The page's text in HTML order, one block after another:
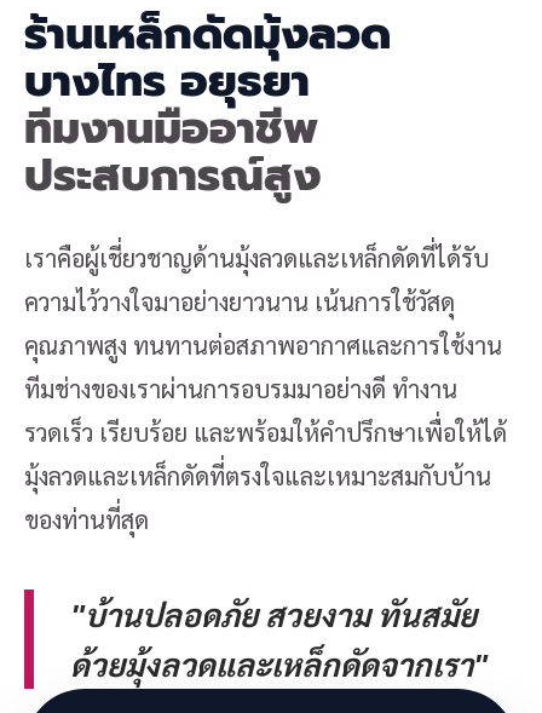
ร้านเหล็กดัดมุ้งลวด
บางไทร อยุธยา
ทีมงานมืออาชีพ
ประสบการณ์สูง
เราคือผู้เชี่ยวชาญด้านมุ้งลวดและเหล็กดัดที่ได้รับ
ความไว้วางใจมาอย่างยาวนาน เน้นการใช้วัสดุ
คุณภาพสูง ทนทานต่อสภาพอากาศและการใช้งาน
ทีมช่างของเราผ่านการอบรมมาอย่างดี ทำงาน
รวดเร็ว เรียบร้อย และพร้อมให้คำปรึกษาเพื่อให้ได้
มุ้งลวดและเหล็กดัดที่ตรงใจและเหมาะสมกับบ้าน
ของท่านที่สุด
"บ้านปลอดภัย สวยงาม ทันสมัย
ด้วยมุ้งลวดและเหล็กดัดจากเรา"